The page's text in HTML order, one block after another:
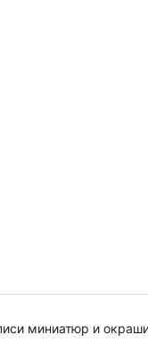
миниатюр и